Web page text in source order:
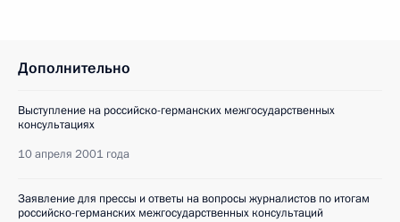
Дополнительно
Выступление на российско-германских межгосударственных
консультациях
10 апреля 2001 года
Заявление для прессы и ответы на вопросы журналистов по итогам
российско-германских межгосударственных консультаций